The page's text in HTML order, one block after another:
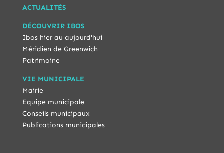
ACTUALITÉS
DÉCOUVRIR IBOS
Ibos hier au aujourd'hui
Méridien de Greenwich
Patrimoine
VIE MUNICIPALE
Mairie
Equipe municipale
Conseils municipaux
Publications municipales